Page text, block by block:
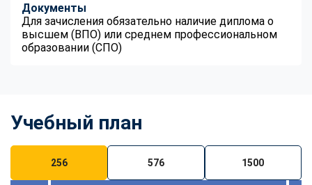
Документы
Для зачисления обязательно наличие диплома о
высшем (ВПО) или среднем профессиональном
образовании (СПО)
Учебный план
256 576 1500